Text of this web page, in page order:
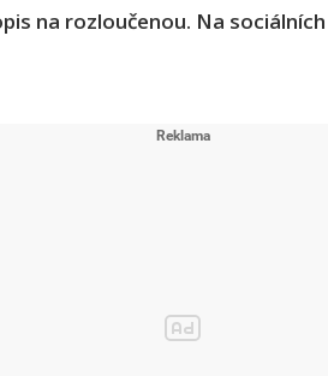
na rozloučenou. Na